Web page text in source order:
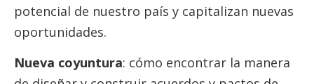
potencial de nuestro país y capitalizan nuevas
oportunidades.
Nueva coyuntura: cómo encontrar la manera